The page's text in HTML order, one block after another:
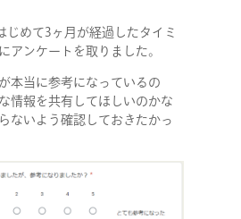
じめて3ヶ月が経過したタイミ
アンケートを取りました。
本当に参考になっているの
情報を共有してほしいのかな
ないよう確認しておきたかっ